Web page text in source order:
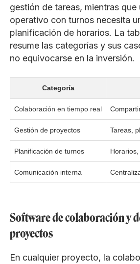
gestión de tareas, mientras que
operativo con turnos necesita
planificación de horarios. La
resume las categorías y sus
no equivocarse en la inversión.
Categoría
Colaboración en tiempo real
Gestión de proyectos Tareas,
Planificación de turnos
Comunicación interna
Software de colaboración y
proyectos
En cualquier proyecto, la